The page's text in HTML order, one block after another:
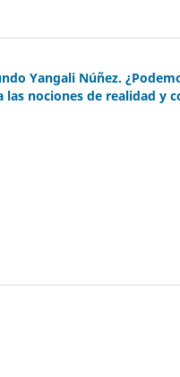
Yangali Núñez.
nociones de realidad y